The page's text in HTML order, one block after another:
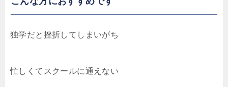
独学だと挫折してしまいがち
忙しくてスクールに通えない